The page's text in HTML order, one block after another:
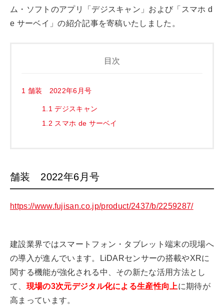
ム・ソフトのアプリ「デジスキャン」および「スマホ d
e サーベイ」の紹介記事を寄稿いたしました。
目次
1 舗装 2022年6月号
1.1 デジスキャン
1.2 スマホ de サーベイ
舗装 2022年6月号
https://www.fujisan.co.jp/product/2437/b/2259287/
建設業界ではスマートフォン・タブレット端末の現場へ
の導入が進んでいます。LiDARセンサーの搭載やXRに
関する機能が強化される中、その新たな活用方法とし
て、 現場の3次元デジタル化による生産性向上に期待が
高まっています。